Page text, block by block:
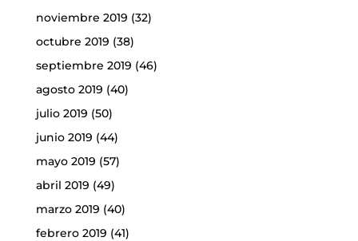
noviembre 2019 (32)
octubre 2019 (38)
septiembre 2019 (46)
agosto 2019 (40)
julio 2019 (50)
junio 2019 (44)
mayo 2019 (57)
abril 2019 (49)
marzo 2019 (40)
febrero 2019 (41)